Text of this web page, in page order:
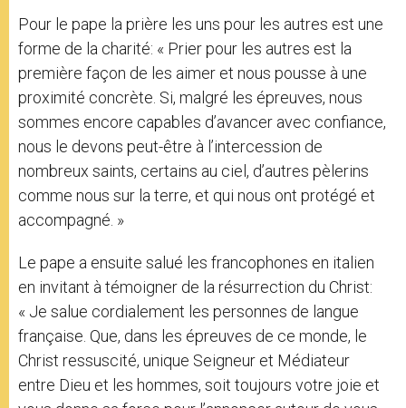
Pour le pape la prière les uns pour les autres est une
forme de la charité: « Prier pour les autres est la
première façon de les aimer et nous pousse à une
proximité concrète. Si, malgré les épreuves, nous
sommes encore capables d’avancer avec confiance,
nous le devons peut-être à l’intercession de
nombreux saints, certains au ciel, d’autres pèlerins
comme nous sur la terre, et qui nous ont protégé et
accompagné. »
Le pape a ensuite salué les francophones en italien
en invitant à témoigner de la résurrection du Christ:
« Je salue cordialement les personnes de langue
française. Que, dans les épreuves de ce monde, le
Christ ressuscité, unique Seigneur et Médiateur
entre Dieu et les hommes, soit toujours votre joie et